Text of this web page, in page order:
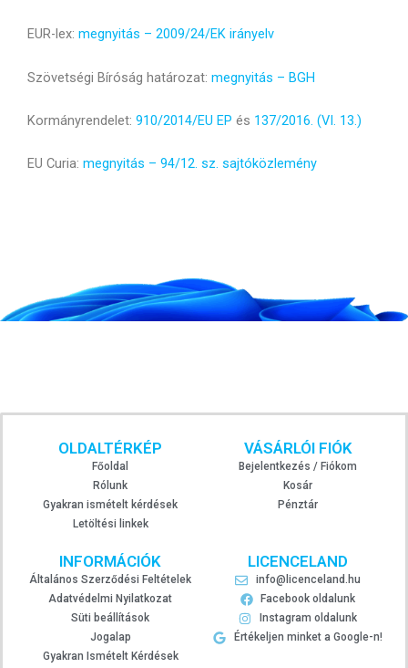
EUR-lex: megnyitás – 2009/24/EK irányelv
Szövetségi Bíróság határozat: megnyitás – BGH
Kormányrendelet: 910/2014/EU EP és 137/2016. (VI. 13.)
EU Curia: megnyitás – 94/12. sz. sajtóközlemény
OLDALTÉRKÉP
Főoldal
Rólunk
Gyakran ismételt kérdések
Letöltési linkek
VÁSÁRLÓI FIÓK
Bejelentkezés / Fiókom
Kosár
Pénztár
INFORMÁCIÓK
Általános Szerződési Feltételek
Adatvédelmi Nyilatkozat
Süti beállítások
Jogalap
Gyakran Ismételt Kérdések
LICENCELAND
info@licenceland.hu
Facebook oldalunk
Instagram oldalunk
Értékeljen minket a Google-n!